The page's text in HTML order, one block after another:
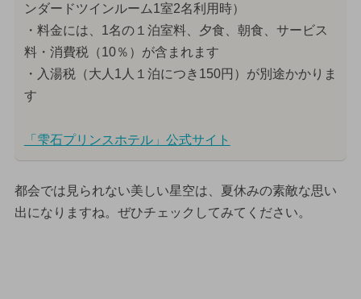
ンダードツインルーム1室2名利用時）
・料金には、1名の１泊室料、夕食、朝食、サービス
料・消費税（10％）が含まれます
・入湯税（大人1人１泊につき150円）が別途かかりま
す
「雫石プリンスホテル」公式サイト
都会では見られない美しい星空は、夏休みの素敵な思い
出になりますね。ぜひチェックしてみてください。